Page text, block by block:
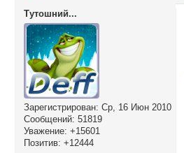
Тутошний...
Зарегистрирован: Ср, 16 Июн 2010
Сообщений: 51819
Уважение: +15601
Позитив: +12444